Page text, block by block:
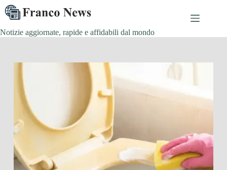
Salta
al
contenuto
Notizie aggiornate, rapide e affidabili dal mondo